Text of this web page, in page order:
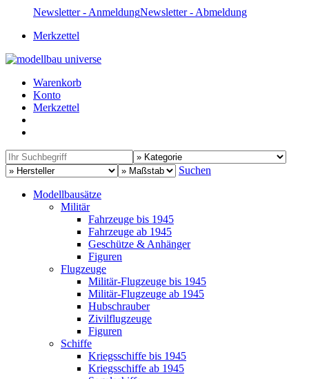
Newsletter - AnmeldungNewsletter - Abmeldung
Merkzettel
Warenkorb
Konto
Merkzettel
Suchen
Modellbausätze
Militär
Fahrzeuge bis 1945
Fahrzeuge ab 1945
Geschütze & Anhänger
Figuren
Flugzeuge
Militär-Flugzeuge bis 1945
Militär-Flugzeuge ab 1945
Hubschrauber
Zivilflugzeuge
Figuren
Schiffe
Kriegsschiffe bis 1945
Kriegsschiffe ab 1945